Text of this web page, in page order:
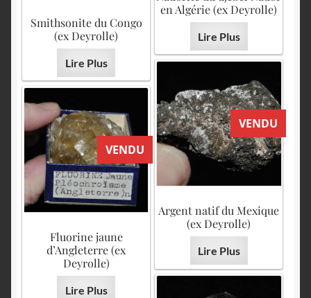
en Algérie (ex Deyrolle)
Lire Plus
Smithsonite du Congo
(ex Deyrolle)
Lire Plus
VENDU
Argent natif du Mexique
(ex Deyrolle)
Lire Plus
VENDU
Fluorine jaune
d’Angleterre (ex
Deyrolle)
Lire Plus